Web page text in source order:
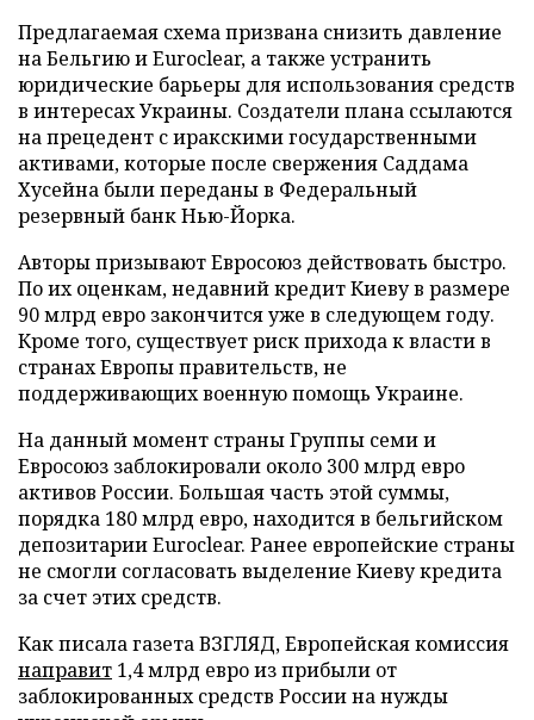
Предлагаемая схема призвана снизить давление
на Бельгию и Euroclear, а также устранить
юридические барьеры для использования средств
в интересах Украины. Создатели плана ссылаются
на прецедент с иракскими государственными
активами, которые после свержения Саддама
Хусейна были переданы в Федеральный
резервный банк Нью-Йорка.
Авторы призывают Евросоюз действовать быстро.
По их оценкам, недавний кредит Киеву в размере
90 млрд евро закончится уже в следующем году.
Кроме того, существует риск прихода к власти в
странах Европы правительств, не
поддерживающих военную помощь Украине.
На данный момент страны Группы семи и
Евросоюз заблокировали около 300 млрд евро
активов России. Большая часть этой суммы,
порядка 180 млрд евро, находится в бельгийском
депозитарии Euroclear. Ранее европейские страны
не смогли согласовать выделение Киеву кредита
за счет этих средств.
Как писала газета ВЗГЛЯД, Европейская комиссия
направит 1,4 млрд евро из прибыли от
заблокированных средств России на нужды